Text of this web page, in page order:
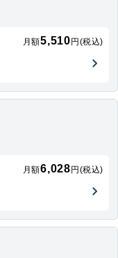
月額5,510 円(税込)
月額6,028 円(税込)